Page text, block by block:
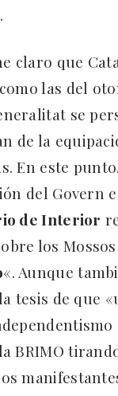
claro que
las del
se
de la
En este
del Govern
de Interior
los
«. Aunque
tesis de que
BRIMO